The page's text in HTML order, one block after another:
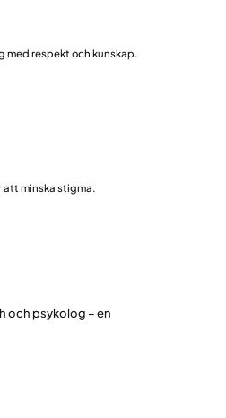
med respekt och kunskap.
att minska stigma.
och psykolog – en